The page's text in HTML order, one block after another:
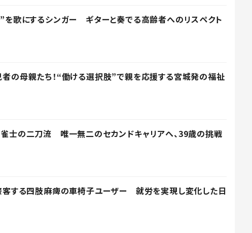
を歌にするシンガー ギターと奏でる高齢者へのリスペクト
の母親たち！“働ける選択肢”で親を応援する宮城発の福祉
士の二刀流 唯一無二のセカンドキャリアへ、39歳の挑戦
客する四肢麻痺の車椅子ユーザー 就労を実現し変化した日